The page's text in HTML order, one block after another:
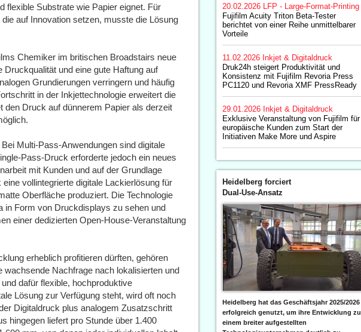
flexible Substrate wie Papier eignet. Für
auf Innovation setzen, musste die Lösung
Chemiker im britischen Broadstairs neue
Druckqualität und eine gute Haftung auf
Grundierungen verringern und häufig
in der Inkjettechnologie erweitert die
den Druck auf dünnerem Papier als derzeit
Multi-Pass-Anwendungen sind digitale
Pass-Druck erforderte jedoch ein neues
mit Kunden und auf der Grundlage
vollintegrierte digitale Lackierlösung für
Oberfläche produziert. Die Technologie
in Form von Druckdisplays zu sehen und
einer dedizierten Open-House-Veranstaltung
erheblich profitieren dürften, gehören
Nachfrage nach lokalisierten und
dafür flexible, hochproduktive
Lösung zur Verfügung steht, wird oft noch
Digitaldruck plus analogem Zusatzschritt
hingegen liefert pro Stunde über 1.400
20.02.2026
LFP - Large-Format-Printing
Fujifilm Acuity Triton Beta-Tester
berichtet von einer Reihe unmittelbarer
Vorteile
11.02.2026 Inkjet & Digitaldruck
Druk24h steigert Produktivität und
Konsistenz mit Fujifilm Revoria Press
PC1120 und Revoria XMF PressReady
29.01.2026 Inkjet & Digitaldruck
Exklusive Veranstaltung von Fujifilm für
europäische Kunden zum Start der
Initiativen Make More und Aspire
Heidelberg forciert
Dual-Use-Ansatz
Heidelberg hat das Geschäftsjahr 2025/2026
erfolgreich genutzt, um ihre Entwicklung zu
einem breiter aufgestellten